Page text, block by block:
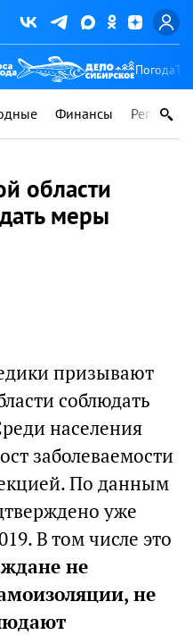
Погода
Финансы Регионы
области
меры
призывают
соблюдать
населения
заболеваемости
По данным
уже
В том числе это
не
не